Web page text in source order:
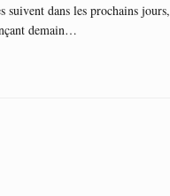
suivent dans les prochains jours,
demain…